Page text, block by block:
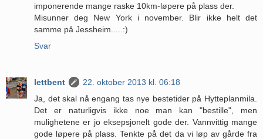
imponerende mange raske 10km-løpere på plass der.
Misunner deg New York i november. Blir ikke helt det
samme på Jessheim.....:)
Svar
lettbent
22. oktober 2013 kl. 06:18
Ja, det skal nå engang tas nye bestetider på Hytteplanmila.
Det er naturligvis ikke noe man kan "bestille", men
mulighetene er jo eksepsjonelt gode der. Vannvittig mange
gode løpere på plass. Tenkte på det da vi løp av gårde fra